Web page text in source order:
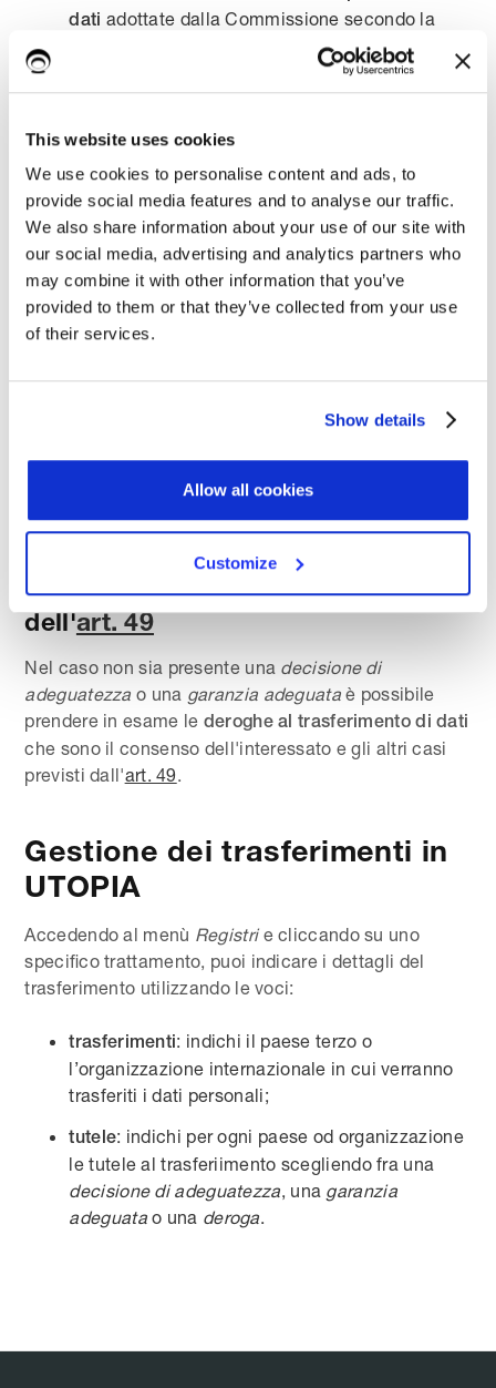
This website uses cookies
We use cookies to personalise content and ads, to
provide social media features and to analyse our traffic.
We also share information about your use of our site with
our social media, advertising and analytics partners who
may combine it with other information that you’ve
provided to them or that they’ve collected from your use
of their services.
Show details
Allow all cookies
Customize
dati adottate dalla Commissione secondo la
’articolo 93 ,
datiadottate da un’autorità di controllo e
approvate dalla Commissione secondo la
procedura di esame di cui all’articolo 93,
paragrafo 2;
un codice di condotta approvato ai sensi
dell’articolo 40, insieme alle clausole
contrattuali vincolanti che diano le appropriate
garanzie rispetto ai diritti dei soggetti
un meccanismo di certificazione approvato a
contrattuali vincolanti che diano le appropriate
garanzie rispetto ai diritti dei soggetti
interessati.
Trasferimento basato sulle deroghe
dell'art. 49
Nel caso non sia presente una decisione di
adeguatezza o una garanzia adeguataè possibile
prendere in esame le deroghe al trasferimento di dati
che sono il consenso dell'interessato e gli altri casi
previsti dall'art. 49.
Gestione dei trasferimenti in
UTOPIA
Accedendo al menù Registrie cliccando su uno
specifico trattamento, puoi indicare i dettagli del
trasferimento utilizzando le voci:
trasferimenti: indichi il paese terzo o
l’organizzazione internazionale in cui verranno
trasferiti i dati personali;
tutele: indichi per ogni paese od organizzazione
le tutele al trasferiimento scegliendo fra una
decisione di adeguatezza, una garanzia
adeguatao una deroga.